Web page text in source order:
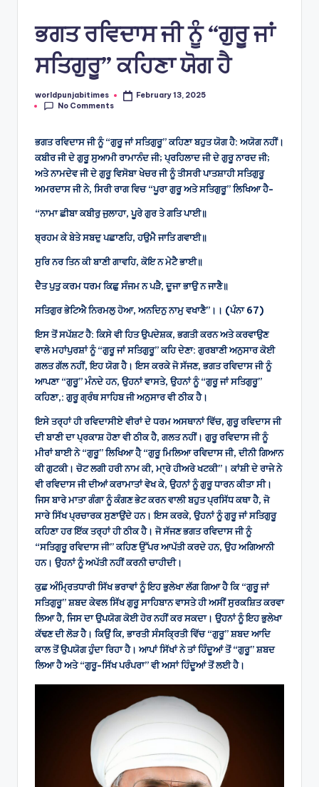
ਭਗਤ ਰਵਿਦਾਸ ਜੀ ਨੂੰ “ਗੁਰੂ ਜਾਂ
ਸਤਿਗੁਰੂ” ਕਹਿਣਾ ਯੋਗ ਹੈ
Posted
by
worldpunjabitimes
February 13, 2025
No Comments
ਭਗਤ ਰਵਿਦਾਸ ਜੀ ਨੂੰ “ਗੁਰੂ ਜਾਂ ਸਤਿਗੁਰੂ” ਕਹਿਣਾ ਬਹੁਤ ਯੋਗ ਹੈ: ਅਯੋਗ ਨਹੀਂ।
ਕਬੀਰ ਜੀ ਦੇ ਗੁਰੂ ਸੁਆਮੀ ਰਾਮਾਨੰਦ ਜੀ; ਪ੍ਰਹਿਲਾਦ ਜੀ ਦੇ ਗੁਰੂ ਨਾਰਦ ਜੀ;
ਅਤੇ ਨਾਮਦੇਵ ਜੀ ਦੇ ਗੁਰੂ ਵਿਸੋਬਾ ਖੇਚਰ ਜੀ ਨੂੰ ਤੀਸਰੀ ਪਾਤਸ਼ਾਹੀ ਸਤਿਗੁਰੂ
ਅਮਰਦਾਸ ਜੀ ਨੇ, ਸਿਰੀ ਰਾਗ ਵਿਚ “ਪੂਰਾ ਗੁਰੂ ਅਤੇ ਸਤਿਗੁਰੂ” ਲਿਖਿਆ ਹੈ-
“ਨਾਮਾ ਛੀਬਾ ਕਬੀਰੁ ਜੁਲਾਹਾ, ਪੂਰੇ ਗੁਰ ਤੇ ਗਤਿ ਪਾਈ॥
ਬ੍ਰਹਮ ਕੇ ਬੇਤੇ ਸਬਦੁ ਪਛਾਣਹਿ, ਹਉਮੈ ਜਾਤਿ ਗਵਾਈ॥
ਸੁਰਿ ਨਰ ਤਿਨ ਕੀ ਬਾਣੀ ਗਾਵਹਿ, ਕੋਇ ਨ ਮੇਟੈ ਭਾਈ॥
ਦੈਤ ਪੁਤੁ ਕਰਮ ਧਰਮ ਕਿਛੁ ਸੰਜਮ ਨ ਪੜੈ, ਦੂਜਾ ਭਾਉ ਨ ਜਾਣੈ॥
ਸਤਿਗੁਰ ਭੇਟਿਐ ਨਿਰਮਲੁ ਹੋਆ, ਅਨਦਿਨੁ ਨਾਮੁ ਵਖਾਣੈ”।। (ਪੰਨਾ 67)
ਇਸ ਤੋਂ ਸਪੱਸ਼ਟ ਹੈ: ਕਿਸੇ ਵੀ ਹਿਤ ਉਪਦੇਸ਼ਕ, ਭਗਤੀ ਕਰਨ ਅਤੇ ਕਰਵਾਉਣ
ਵਾਲੇ ਮਹਾਂਪੁਰਸ਼ਾਂ ਨੂੰ “ਗੁਰੂ ਜਾਂ ਸਤਿਗੁਰੂ” ਕਹਿ ਦੇਣਾ: ਗੁਰਬਾਣੀ ਅਨੁਸਾਰ ਕੋਈ
ਗਲਤ ਗੱਲ ਨਹੀਂ, ਇਹ ਯੋਗ ਹੈ। ਇਸ ਕਰਕੇ ਜੋ ਸੱਜਣ, ਭਗਤ ਰਵਿਦਾਸ ਜੀ ਨੂੰ
ਆਪਣਾ “ਗੁਰੂ” ਮੰਨਦੇ ਹਨ, ਉਹਨਾਂ ਵਾਸਤੇ, ਉਹਨਾਂ ਨੂੰ “ਗੁਰੂ ਜਾਂ ਸਤਿਗੁਰੂ”
ਕਹਿਣਾ,: ਗੁਰੂ ਗ੍ਰੰਥ ਸਾਹਿਬ ਜੀ ਅਨੁਸਾਰ ਵੀ ਠੀਕ ਹੈ।
ਇਸੇ ਤਰ੍ਹਾਂ ਹੀ ਰਵਿਦਾਸੀਏ ਵੀਰਾਂ ਦੇ ਧਰਮ ਅਸਥਾਨਾਂ ਵਿੱਚ, ਗੁਰੂ ਰਵਿਦਾਸ ਜੀ
ਦੀ ਬਾਣੀ ਦਾ ਪ੍ਰਕਾਸ਼ ਹੋਣਾ ਵੀ ਠੀਕ ਹੈ, ਗਲਤ ਨਹੀਂ। ਗੁਰੂ ਰਵਿਦਾਸ ਜੀ ਨੂੰ
ਮੀਰਾਂ ਬਾਈ ਨੇ “ਗੁਰੂ” ਲਿਖਿਆ ਹੈ਼ “ਗੁਰੂ ਮਿਲਿਆ ਰਵਿਦਾਸ ਜੀ, ਦੀਨੀ ਗਿਆਨ
ਕੀ ਗੁਟਕੀ। ਚੋਟ ਲਗੀ ਹਰੀ ਨਾਮ ਕੀ, ਮਾ੍ਰੇ ਹੀਅਰੇ ਖਟਕੀ”। ਕਾਂਸ਼ੀ ਦੇ ਰਾਜੇ ਨੇ
ਵੀ ਰਵਿਦਾਸ ਜੀ ਦੀਆਂ ਕਰਾਮਾਤਾਂ ਵੇਖ ਕੇ, ਉਹਨਾਂ ਨੂੰ ਗੁਰੂ ਧਾਰਨ ਕੀਤਾ ਸੀ।
ਜਿਸ ਬਾਰੇ ਮਾਤਾ ਗੰਗਾ ਨੂੰ ਕੰਗਣ ਭੇਟ ਕਰਨ ਵਾਲੀ ਬਹੁਤ ਪ੍ਰਸਿੱਧ ਕਥਾ ਹੈ, ਜੋ
ਸਾਰੇ ਸਿੱਖ ਪ੍ਰਚਾਰਕ ਸੁਣਾਉਂਦੇ ਹਨ। ਇਸ ਕਰਕੇ, ਉਹਨਾਂ ਨੂੰ ਗੁਰੂ ਜਾਂ ਸਤਿਗੁਰੂ
ਕਹਿਣਾ ਹਰ ਇੱਕ ਤਰ੍ਹਾਂ ਹੀ ਠੀਕ ਹੈ। ਜੋ ਸੱਜਣ ਭਗਤ ਰਵਿਦਾਸ ਜੀ ਨੂੰ
“ਸਤਿਗੁਰੂ ਰਵਿਦਾਸ ਜੀ” ਕਹਿਣ ਉੱਪਰ ਆਪੱਤੀ ਕਰਦੇ ਹਨ, ਉਹ ਅਗਿਆਨੀ
ਹਨ। ਉਹਨਾਂ ਨੂੰ ਅਪੱਤੀ ਨਹੀਂ ਕਰਨੀ ਚਾਹੀਦੀ।
ਕੁਛ ਅੰਮ੍ਰਿਤਧਾਰੀ ਸਿੱਖ ਭਰਾਵਾਂ ਨੂੰ ਇਹ ਭੁਲੇਖਾ ਲੱਗ ਗਿਆ ਹੈ ਕਿ “ਗੁਰੂ ਜਾਂ
ਸਤਿਗੁਰੂ” ਸ਼ਬਦ ਕੇਵਲ ਸਿੱਖ ਗੁਰੂ ਸਾਹਿਬਾਨ ਵਾਸਤੇ ਹੀ ਅਸੀਂ ਸੁਰਕਸ਼ਿਤ ਕਰਵਾ
ਲਿਆ ਹੈ, ਜਿਸ ਦਾ ਉਪਯੋਗ ਕੋਈ ਹੋਰ ਨਹੀਂ ਕਰ ਸਕਦਾ। ਉਹਨਾਂ ਨੂੰ ਇਹ ਭੁਲੇਖਾ
ਕੱਢਣ ਦੀ ਲੋੜ ਹੈ। ਕਿਉਂ ਕਿ, ਭਾਰਤੀ ਸੰਸਕ੍ਰਿਤੀ ਵਿੱਚ “ਗੁਰੂ” ਸ਼ਬਦ ਆਦਿ
ਕਾਲ ਤੋਂ ਉਪਯੋਗ ਹੁੰਦਾ ਰਿਹਾ ਹੈ। ਆਪਾਂ ਸਿੱਖਾਂ ਨੇ ਤਾਂ ਹਿੰਦੂਆਂ ਤੋਂ “ਗੁਰੂ” ਸ਼ਬਦ
ਲਿਆ ਹੈ ਅਤੇ “ਗੁਰੂ-ਸਿੱਖ ਪਰੰਪਰਾ” ਵੀ ਅਸਾਂ ਹਿੰਦੂਆਂ ਤੋਂ ਲਈ ਹੈ।